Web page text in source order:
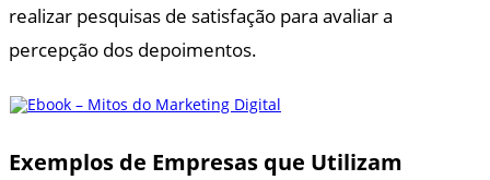
realizar pesquisas de satisfação para avaliar a
percepção dos depoimentos.
Exemplos de Empresas que Utilizam